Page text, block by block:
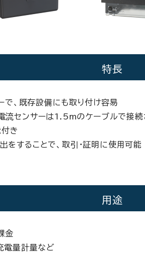
特長
で、既存設備にも取り付け容易
流センサーは1.5mのケーブルで接
き
をすることで、取引・証明に使用可能
用途
金
電量計量など